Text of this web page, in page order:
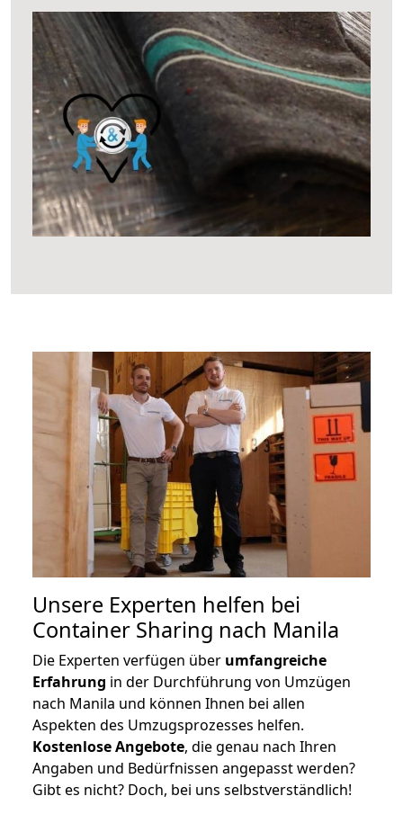
Unsere Experten helfen bei
Container Sharing nach Manila
Die Experten verfügen über umfangreiche
Erfahrung in der Durchführung von Umzügen
nach Manila und können Ihnen bei allen
Aspekten des Umzugsprozesses helfen.
Kostenlose Angebote, die genau nach Ihren
Angaben und Bedürfnissen angepasst werden?
Gibt es nicht? Doch, bei uns selbstverständlich!